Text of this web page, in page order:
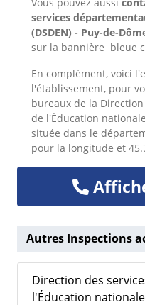
Vous pouvez aussi
services
(DSDEN) - Puy-de-
sur la bannière bleue
En complément, voici
l'établissement, pour
bureaux de la
de l'Éducation
située dans le
pour la longitude et
Autres Inspections
Direction des
l'Éducation